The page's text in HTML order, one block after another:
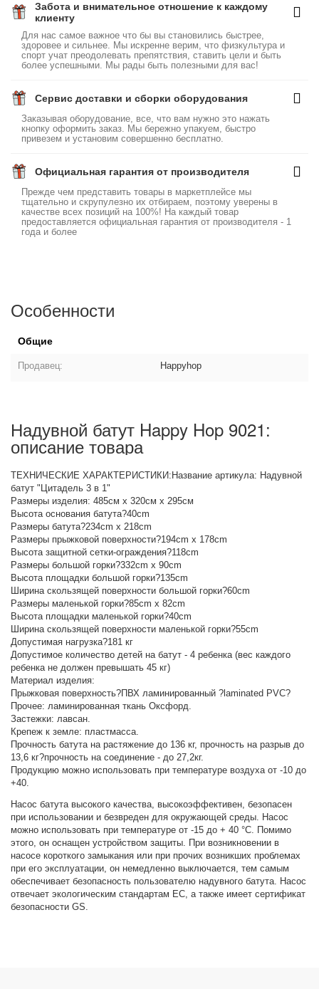
Забота и внимательное отношение к каждому
клиенту
Для нас самое важное что бы вы становились быстрее,
здоровее и сильнее. Мы искренне верим, что физкультура и
спорт учат преодолевать препятствия, ставить цели и быть
более успешными. Мы рады быть полезными для вас!
Сервис доставки и сборки оборудования
Заказывая оборудование, все, что вам нужно это нажать
кнопку оформить заказ. Мы бережно упакуем, быстро
привезем и установим совершенно бесплатно.
Официальная гарантия от производителя
Прежде чем представить товары в маркетплейсе мы
тщательно и скрупулезно их отбираем, поэтому уверены в
качестве всех позиций на 100%! На каждый товар
предоставляется официальная гарантия от производителя - 1
года и более
Особенности
Общие
Продавец: Happyhop
Надувной батут Happy Hop 9021:
описание товара
ТЕХНИЧЕСКИЕ ХАРАКТЕРИСТИКИ:Название артикула: Надувной
батут "Цитадель 3 в 1"
Размеры изделия: 485cм x 320cм x 295cм
Высота основания батута?40cm
Размеры батута?234cm x 218cm
Размеры прыжковой поверхности?194cm x 178cm
Высота защитной сетки-ограждения?118cm
Размеры большой горки?332cm x 90cm
Высота площадки большой горки?135cm
Ширина скользящей поверхности большой горки?60cm
Размеры маленькой горки?85cm x 82cm
Высота площадки маленькой горки?40cm
Ширина скользящей поверхности маленькой горки?55cm
Допустимая нагрузка?181 кг
Допустимое количество детей на батут - 4 ребенка (вес каждого
ребенка не должен превышать 45 кг)
Материал изделия:
Прыжковая поверхность?ПВХ ламинированный ?laminated PVC?
Прочее: ламинированная ткань Оксфорд.
Застежки: лавсан.
Крепеж к земле: пластмасса.
Прочность батута на растяжение до 136 кг, прочность на разрыв до
13,6 кг?прочность на соединение - до 27,2кг.
Продукцию можно использовать при температуре воздуха от -10 до
+40.
Насос батута высокого качества, высокоэффективен, безопасен
при использовании и безвреден для окружающей среды. Насос
можно использовать при температуре от -15 до + 40 °C. Помимо
этого, он оснащен устройством защиты. При возникновении в
насосе короткого замыкания или при прочих возникших проблемах
при его эксплуатации, он немедленно выключается, тем самым
обеспечивает безопасность пользователю надувного батута. Насос
отвечает экологическим стандартам ЕС, а также имеет сертификат
безопасности GS.